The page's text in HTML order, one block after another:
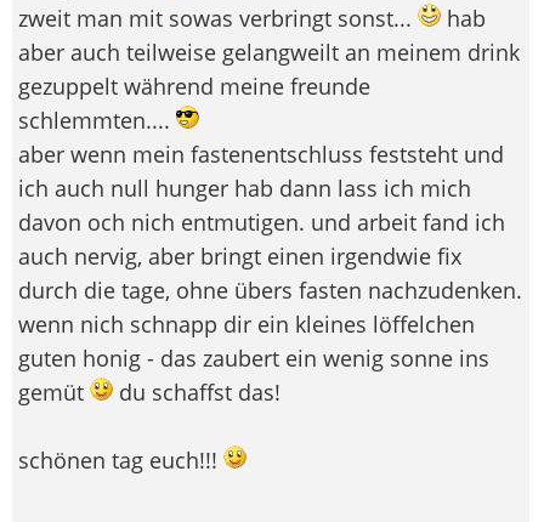
zweit man mit sowas verbringt sonst...
hab
aber auch teilweise gelangweilt an meinem drink
gezuppelt während meine freunde
schlemmten....
aber wenn mein fastenentschluss feststeht und
ich auch null hunger hab dann lass ich mich
davon och nich entmutigen. und arbeit fand ich
auch nervig, aber bringt einen irgendwie fix
durch die tage, ohne übers fasten nachzudenken.
wenn nich schnapp dir ein kleines löffelchen
guten honig - das zaubert ein wenig sonne ins
gemüt
du schaffst das!
schönen tag euch!!!